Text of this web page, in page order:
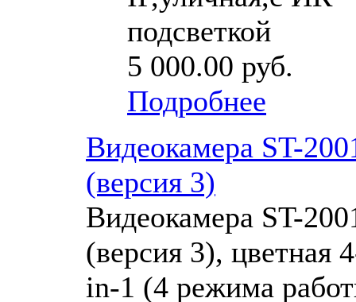
подсветкой
5 000.00 руб.
Подробнее
Видеокамера ST-
(версия 3)
Видеокамера ST-
(версия 3), цветная
in-1 (4 режима